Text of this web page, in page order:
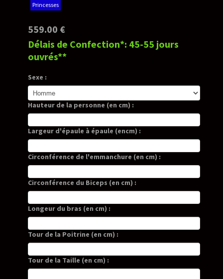
Princesses
559.00 €
Délais de Confection*: 45-55 jours
ouvrés**
Sexe :
Hauteur de la personne (en cm) :
Largeur d'épaule à épaule (encm) :
Circonférence de l'emmanchure (en cm) :
Circonférence du Biceps (en cm) :
Longeur du bras (en cm) :
Tour de la Poitrine (en cm) :
Tour de la Taille (en cm) :